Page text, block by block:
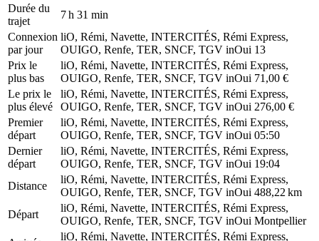
Durée du
trajet
7 h 31 min
Connexion
par jour
liO, Rémi, Navette, INTERCITÉS, Rémi Express,
OUIGO, Renfe, TER, SNCF, TGV inOui 13
Prix ​​le
plus bas
liO, Rémi, Navette, INTERCITÉS, Rémi Express,
OUIGO, Renfe, TER, SNCF, TGV inOui 71,00 €
Le prix le
plus élevé
liO, Rémi, Navette, INTERCITÉS, Rémi Express,
OUIGO, Renfe, TER, SNCF, TGV inOui 276,00 €
Premier
départ
liO, Rémi, Navette, INTERCITÉS, Rémi Express,
OUIGO, Renfe, TER, SNCF, TGV inOui 05:50
Dernier
départ
liO, Rémi, Navette, INTERCITÉS, Rémi Express,
OUIGO, Renfe, TER, SNCF, TGV inOui 19:04
Distance
liO, Rémi, Navette, INTERCITÉS, Rémi Express,
OUIGO, Renfe, TER, SNCF, TGV inOui 488,22 km
Départ
liO, Rémi, Navette, INTERCITÉS, Rémi Express,
OUIGO, Renfe, TER, SNCF, TGV inOui Montpellier
liO, Rémi, Navette, INTERCITÉS, Rémi Express,